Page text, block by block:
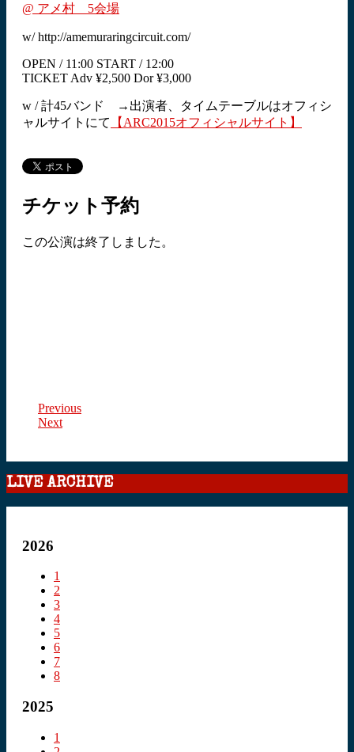
@ アメ村 5会場
w/ http://amemuraringcircuit.com/
OPEN / 11:00 START / 12:00
TICKET Adv ¥2,500 Dor ¥3,000
w / 計45バンド →出演者、タイムテーブルはオフィシ
ャルサイトにて
【ARC2015オフィシャルサイト】
チケット予約
この公演は終了しました。
Previous
Next
LIVE ARCHIVE
2026
1
2
3
4
5
6
7
8
2025
1